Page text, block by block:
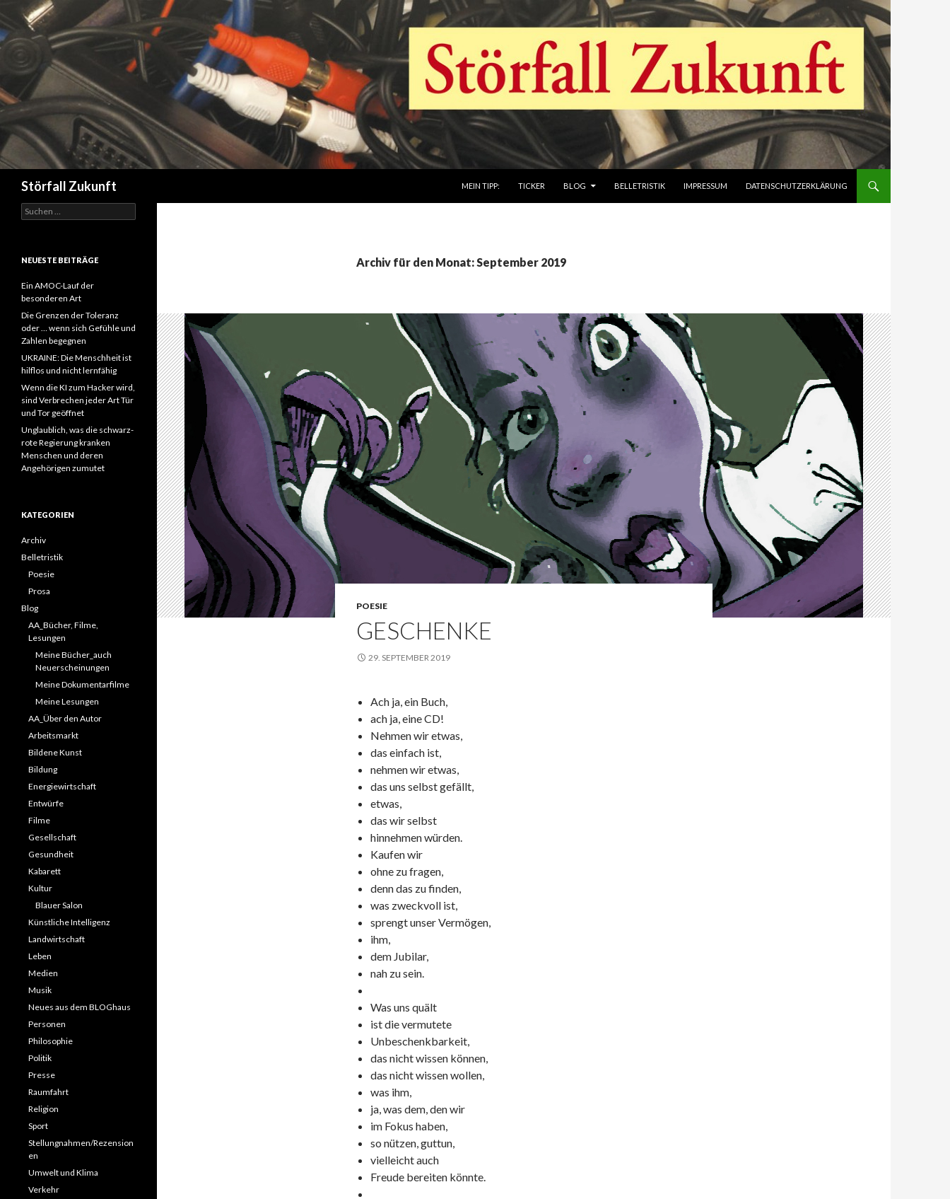
Störfall Zukunft
MEIN TIPP:
TICKER BLOG BELLETRISTIK IMPRESSUM DATENSCHUTZERKLÄRUNG
Archiv für den Monat: September 2019
POESIE
GESCHENKE
29. SEPTEMBER 2019
Ach ja, ein Buch,
ach ja, eine CD!
Nehmen wir etwas,
das einfach ist,
nehmen wir etwas,
das uns selbst gefällt,
etwas,
das wir selbst
hinnehmen würden.
Kaufen wir
ohne zu fragen,
denn das zu finden,
was zweckvoll ist,
sprengt unser Vermögen,
ihm,
dem Jubilar,
nah zu sein.
Was uns quält
ist die vermutete
Unbeschenkbarkeit,
das nicht wissen können,
das nicht wissen wollen,
was ihm,
ja, was dem, den wir
im Fokus haben,
so nützen, guttun,
vielleicht auch
Freude bereiten könnte.
Suchen
nach:
NEUESTE BEITRÄGE
Ein AMOC-Lauf der
besonderen Art
Die Grenzen der Toleranz
oder … wenn sich Gefühle und
Zahlen begegnen
UKRAINE: Die Menschheit ist
hilflos und nicht lernfähig
Wenn die KI zum Hacker wird,
sind Verbrechen jeder Art Tür
und Tor geöffnet
Unglaublich, was die schwarz-
rote Regierung kranken
Menschen und deren
Angehörigen zumutet
KATEGORIEN
Archiv
Belletristik
Poesie
Prosa
Blog
AA_Bücher, Filme,
Lesungen
Meine Bücher_auch
Neuerscheinungen
Meine Dokumentarfilme
Meine Lesungen
AA_Über den Autor
Arbeitsmarkt
Bildene Kunst
Bildung
Energiewirtschaft
Entwürfe
Filme
Gesellschaft
Gesundheit
Kabarett
Kultur
Blauer Salon
Künstliche Intelligenz
Landwirtschaft
Leben
Medien
Musik
Neues aus dem BLOGhaus
Personen
Philosophie
Politik
Presse
Raumfahrt
Religion
Sport
Stellungnahmen/Rezension
en
Umwelt und Klima
Verkehr